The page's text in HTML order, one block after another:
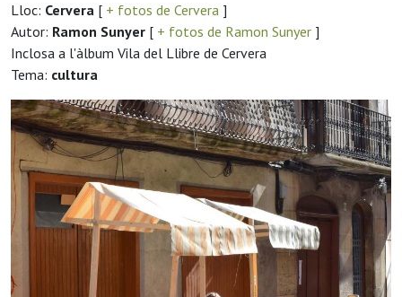
Lloc: Cervera [ + fotos de Cervera ]
Autor: Ramon Sunyer [ + fotos de Ramon Sunyer ]
Inclosa a l'àlbum Vila del Llibre de Cervera
Tema: cultura